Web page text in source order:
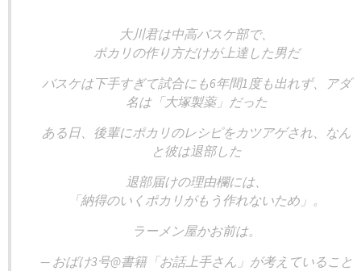
大川君は中高バスケ部で、
ポカリの作り方だけが上達した男だ
バスケは下手すぎて試合にも6年間1度も出れず、アダ
名は「大塚製薬」だった
ある日、後輩にポカリのレシピをカツアゲされ、なん
と彼は退部した
退部届けの理由欄には、
「納得のいくポカリがもう作れないため」。
ラーメン屋かお前は。
— おばけ3号@書籍「お話上手さん」が考えていること